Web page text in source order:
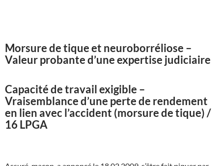
Morsure de tique et neuroborréliose –
Valeur probante d’une expertise judiciaire
Capacité de travail exigible –
Vraisemblance d’une perte de rendement
en lien avec l’accident (morsure de tique) /
16 LPGA